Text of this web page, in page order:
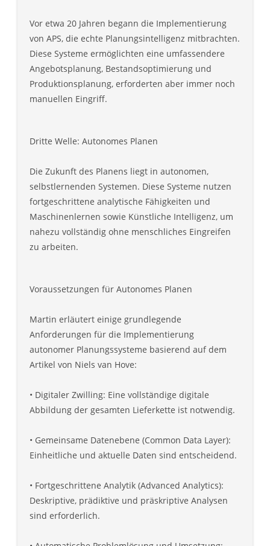
Vor etwa 20 Jahren begann die Implementierung
von APS, die echte Planungsintelligenz mitbrachten.
Diese Systeme ermöglichten eine umfassendere
Angebotsplanung, Bestandsoptimierung und
Produktionsplanung, erforderten aber immer noch
manuellen Eingriff.
Dritte Welle: Autonomes Planen
Die Zukunft des Planens liegt in autonomen,
selbstlernenden Systemen. Diese Systeme nutzen
fortgeschrittene analytische Fähigkeiten und
Maschinenlernen sowie Künstliche Intelligenz, um
nahezu vollständig ohne menschliches Eingreifen
zu arbeiten.
Voraussetzungen für Autonomes Planen
Martin erläutert einige grundlegende
Anforderungen für die Implementierung
autonomer Planungssysteme basierend auf dem
Artikel von Niels van Hove:
• Digitaler Zwilling: Eine vollständige digitale
Abbildung der gesamten Lieferkette ist notwendig.
• Gemeinsame Datenebene (Common Data Layer):
Einheitliche und aktuelle Daten sind entscheidend.
• Fortgeschrittene Analytik (Advanced Analytics):
Deskriptive, prädiktive und präskriptive Analysen
sind erforderlich.